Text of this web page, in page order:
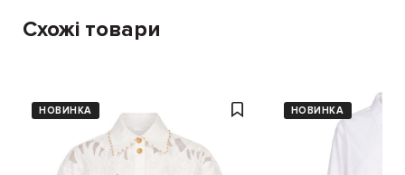
Схожі товари
НОВИНКА НОВИНКА